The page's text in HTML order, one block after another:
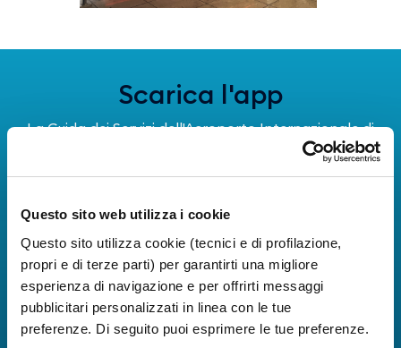
Questo sito web utilizza i cookie
Questo sito utilizza cookie (tecnici e di profilazione,
propri e di terze parti) per garantirti una migliore
esperienza di navigazione e per offrirti messaggi
pubblicitari personalizzati in linea con le tue
preferenze. Di seguito puoi esprimere le tue preferenze.
Scarica l'app
La Guida dei Servizi dell'Aeroporto Internazionale di
all'Aeroporto di Napoli ancora più coinvolgente e
completa.